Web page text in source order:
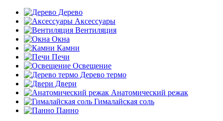
Дерево
Аксессуары
Вентиляция
Окна
Камни
Печи
Освещение
Дерево термо
Двери
Анатомический режак
Гималайская соль
Панно